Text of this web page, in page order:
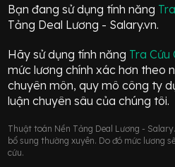
Bạn đang sử dụng tính năng
Tảng Deal Lương - Salary.vn.
Hãy sử dụng tính năng Tra
mức lương chính xác hơn theo
chuyên môn, quy mô công ty
luận chuyên sâu của chúng tôi.
Thuật toán Nền Tảng Deal Lương -
bổ sung thường xuyên. Do đó mức lương
cứu.